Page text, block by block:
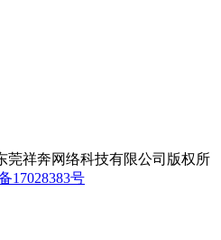
莞祥奔网络科技有限公司版权所
17028383号